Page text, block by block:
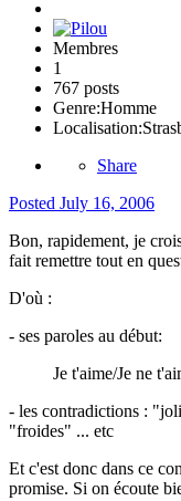
Membres
1
767 posts
Genre:Homme
Localisation:
Share
Posted July 16, 2006
Bon, rapidement, je
fait remettre tout en
D'où :
- ses paroles au début:
Je t'aime/Je ne
- les contradictions :
"froides" ... etc
Et c'est donc dans ce
promise. Si on écoute